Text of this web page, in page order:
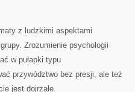
z ludzkimi aspektami
Zrozumienie psychologii
w pułapki typu
przywództwo bez presji, ale też
jest dojrzałe.